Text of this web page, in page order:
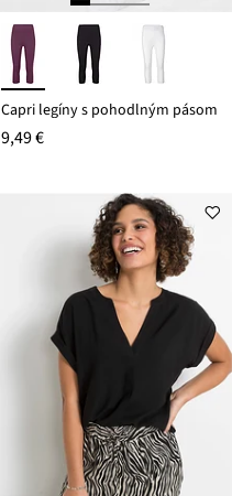
Capri legíny s pohodlným pásom
9,49 €